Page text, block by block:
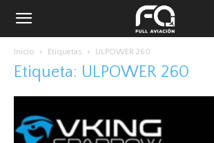
Inicio Etiquetas ULPOWER 260
Etiqueta: ULPOWER 260